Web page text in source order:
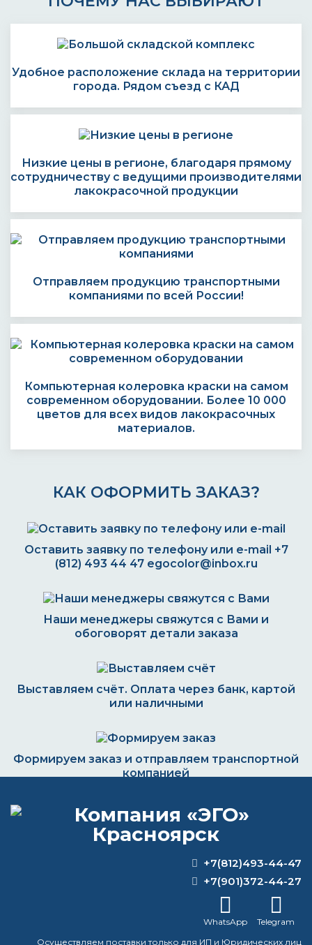
Удобное расположение склада на территории
города. Рядом съезд с КАД
Низкие цены в регионе, благодаря прямому
сотрудничеству с ведущими производителями
лакокрасочной продукции
Отправляем продукцию транспортными
компаниями по всей России!
Компьютерная колеровка краски на самом
современном оборудовании. Более 10 000
цветов для всех видов лакокрасочных
материалов.
КАК ОФОРМИТЬ ЗАКАЗ?
Оставить заявку по телефону или e-mail +7
(812) 493 44 47 egocolor@inbox.ru
Наши менеджеры свяжутся с Вами и
обоговорят детали заказа
Выставляем счёт. Оплата через банк, картой
или наличными
Формируем заказ и отправляем транспортной
компанией
В чем разница между ксилолом и
+7(812)493-44-47
+7(901)372-44-27
WhatsApp
Telegram
Осуществляем поставки только для ИП и Юридических лиц